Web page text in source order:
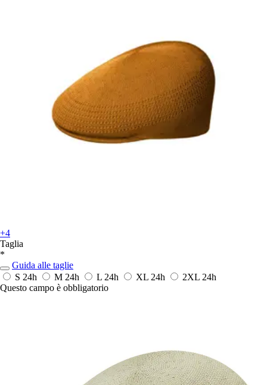
+4
Taglia
*
Guida alle taglie
S 24h M 24h L 24h XL 24h 2XL 24h
Questo campo è obbligatorio